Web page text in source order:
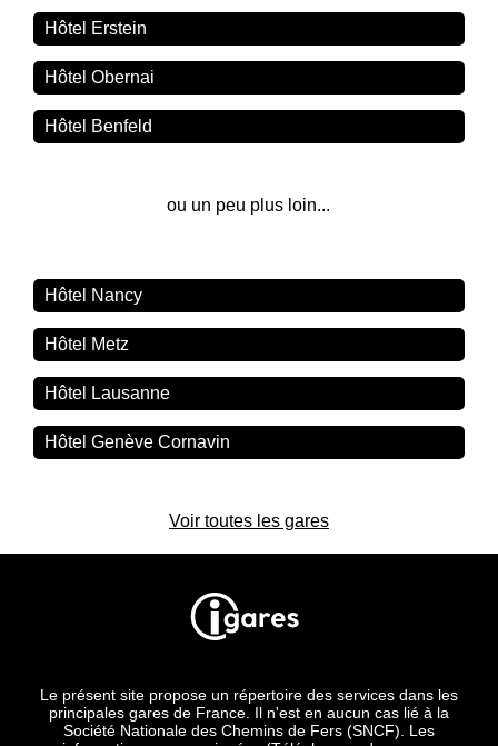
Hôtel Erstein
Hôtel Obernai
Hôtel Benfeld
ou un peu plus loin...
Hôtel Nancy
Hôtel Metz
Hôtel Lausanne
Hôtel Genève Cornavin
Voir toutes les gares
Le présent site propose un répertoire des services dans les
principales gares de France. Il n'est en aucun cas lié à la
Société Nationale des Chemins de Fers (SNCF). Les